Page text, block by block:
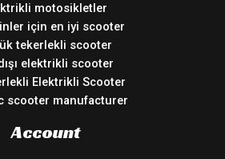
motosikletler
için en iyi scooter
tekerlekli scooter
elektrikli scooter
Elektrikli Scooter
scooter manufacturer
Account